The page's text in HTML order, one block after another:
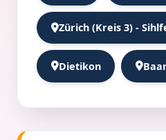
Zürich (Kreis 3) -
Dietikon